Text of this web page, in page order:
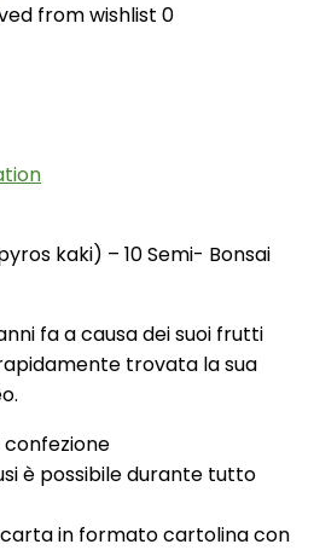
from wishlist 0
kaki) – 10 Semi- Bonsai
fa a causa dei suoi frutti
trovata la sua
confezione
è possibile durante tutto
in formato cartolina con